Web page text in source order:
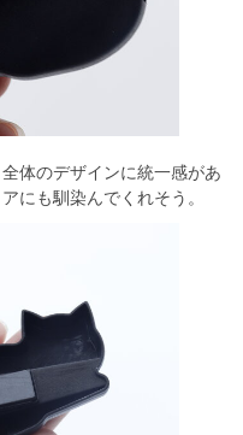
体のデザインに統一感があ
にも馴染んでくれそう。